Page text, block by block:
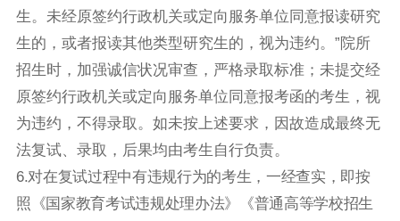
生。未经原签约行政机关或定向服务单位同意报读研究
生的，或者报读其他类型研究生的，视为违约。”院所
招生时，加强诚信状况审查，严格录取标准；未提交经
原签约行政机关或定向服务单位同意报考函的考生，视
为违约，不得录取。如未按上述要求，因故造成最终无
法复试、录取，后果均由考生自行负责。
6.对在复试过程中有违规行为的考生，一经查实，即按
照《国家教育考试违规处理办法》《普通高等学校招生